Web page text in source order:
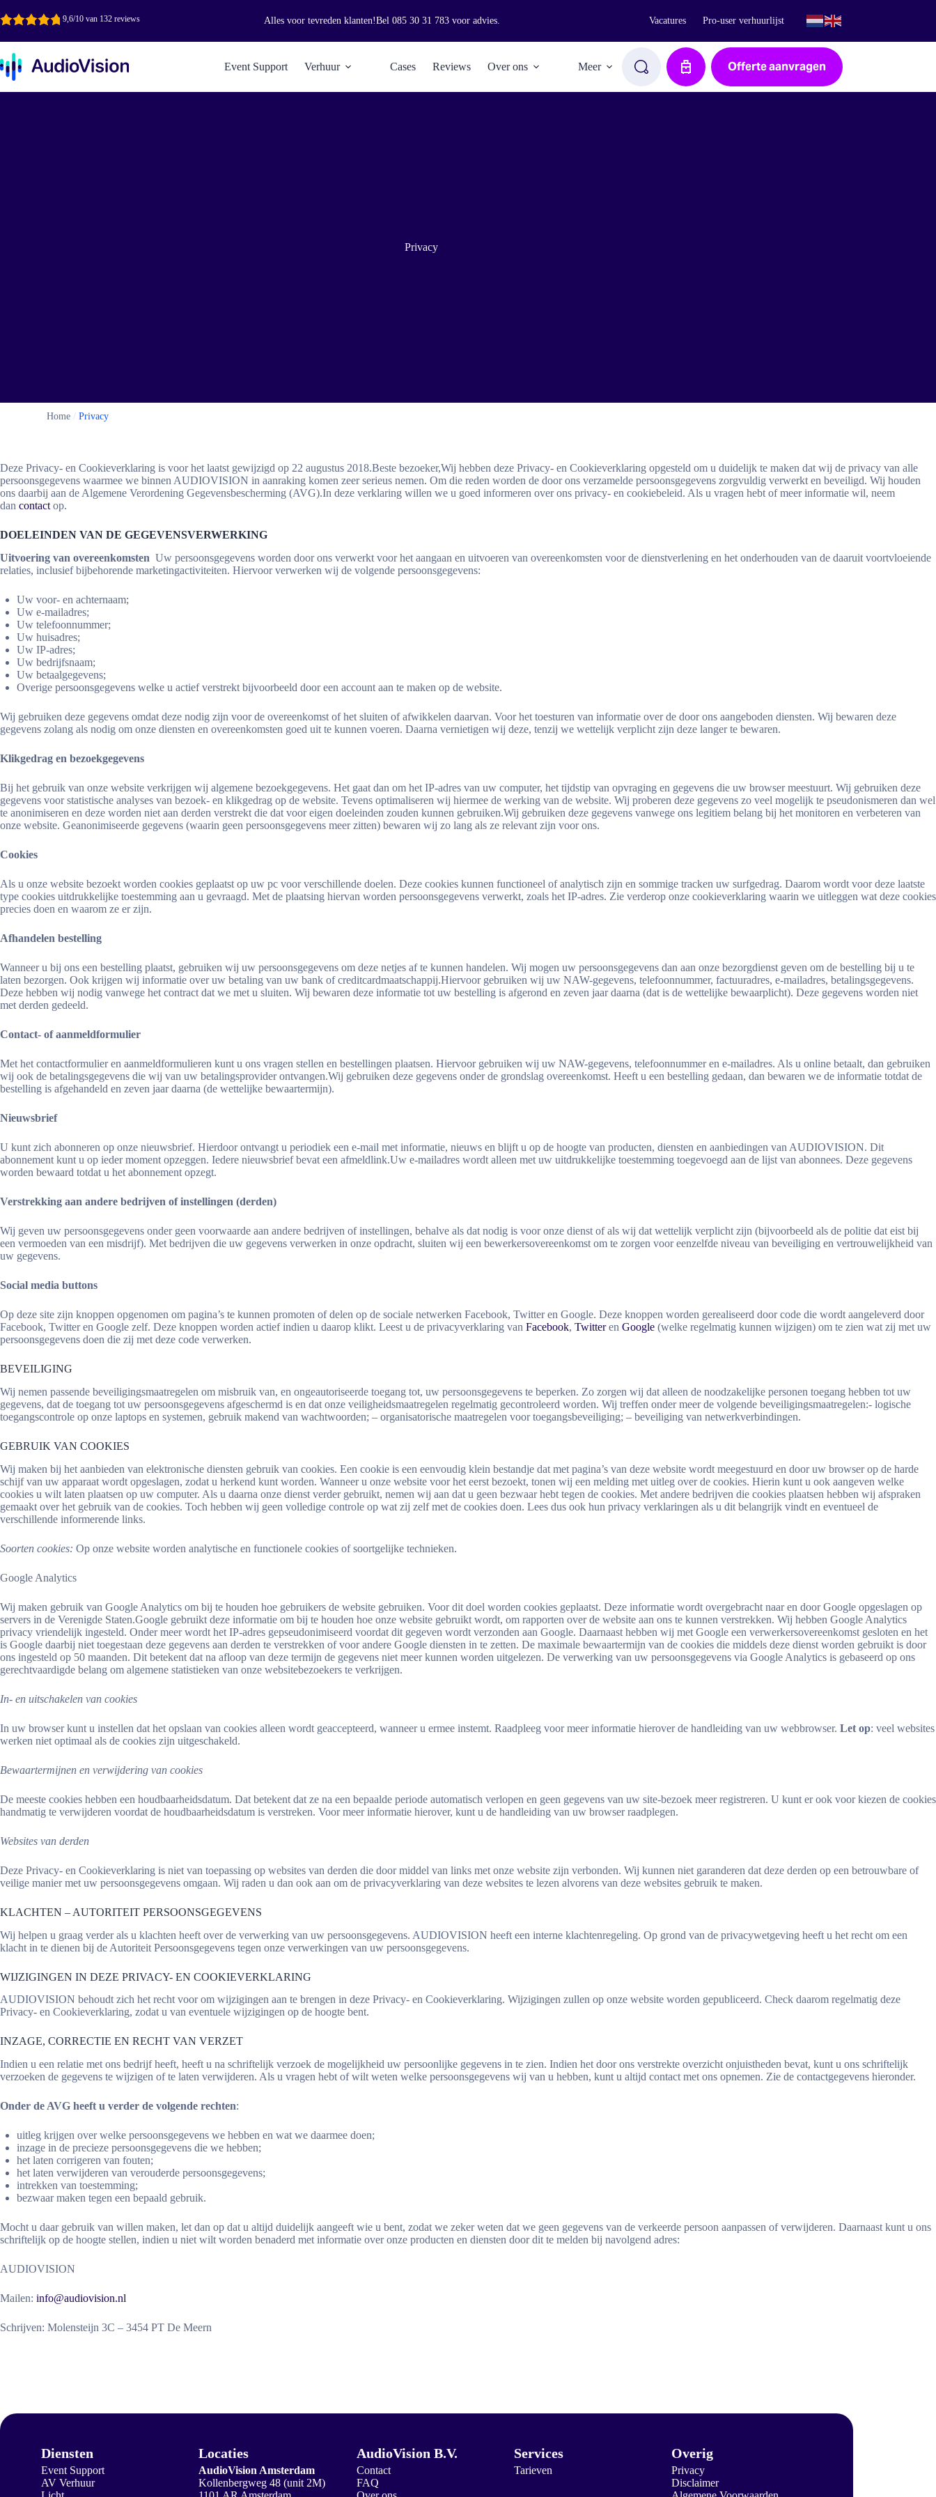
naar
inhoud
9,6/10 van 132 reviews Alles voor tevreden klanten!Bel 085 30 31 783voor advies. Vacatures Pro-user verhuurlijst
Event Support Verhuur Cases Reviews Over ons Meer Aanvraag Offerte aanvragen
Privacy
Home /Privacy
Deze Privacy- en Cookieverklaring is voor het laatst gewijzigd op 22 augustus 2018.Beste bezoeker,Wij hebben deze Privacy- en Cookieverklaring opgesteld om u duidelijk te maken dat wij de privacy van alle
persoonsgegevens waarmee we binnen AUDIOVISION in aanraking komen zeer serieus nemen. Om die reden worden de door ons verzamelde persoonsgegevens zorgvuldig verwerkt en beveiligd. Wij houden
ons daarbij aan de Algemene Verordening Gegevensbescherming (AVG).In deze verklaring willen we u goed informeren over ons privacy- en cookiebeleid. Als u vragen hebt of meer informatie wil, neem
dan contactop.
DOELEINDEN VAN DE GEGEVENSVERWERKING
Uitvoering van overeenkomsten Uw persoonsgegevens worden door ons verwerkt voor het aangaan en uitvoeren van overeenkomsten voor de dienstverlening en het onderhouden van de daaruit voortvloeiende
relaties, inclusief bijbehorende marketingactiviteiten. Hiervoor verwerken wij de volgende persoonsgegevens:
Uw voor- en achternaam;
Uw e-mailadres;
Uw telefoonnummer;
Uw huisadres;
Uw IP-adres;
Uw bedrijfsnaam;
Uw betaalgegevens;
Overige persoonsgegevens welke u actief verstrekt bijvoorbeeld door een account aan te maken op de website.
Wij gebruiken deze gegevens omdat deze nodig zijn voor de overeenkomst of het sluiten of afwikkelen daarvan. Voor het toesturen van informatie over de door ons aangeboden diensten. Wij bewaren deze
gegevens zolang als nodig om onze diensten en overeenkomsten goed uit te kunnen voeren. Daarna vernietigen wij deze, tenzij we wettelijk verplicht zijn deze langer te bewaren.
Klikgedrag en bezoekgegevens
Bij het gebruik van onze website verkrijgen wij algemene bezoekgegevens. Het gaat dan om het IP-adres van uw computer, het tijdstip van opvraging en gegevens die uw browser meestuurt. Wij gebruiken deze
gegevens voor statistische analyses van bezoek- en klikgedrag op de website. Tevens optimaliseren wij hiermee de werking van de website. Wij proberen deze gegevens zo veel mogelijk te pseudonismeren dan wel
te anonimiseren en deze worden niet aan derden verstrekt die dat voor eigen doeleinden zouden kunnen gebruiken.Wij gebruiken deze gegevens vanwege ons legitiem belang bij het monitoren en verbeteren van
onze website. Geanonimiseerde gegevens (waarin geen persoonsgegevens meer zitten) bewaren wij zo lang als ze relevant zijn voor ons.
Cookies
Als u onze website bezoekt worden cookies geplaatst op uw pc voor verschillende doelen. Deze cookies kunnen functioneel of analytisch zijn en sommige tracken uw surfgedrag. Daarom wordt voor deze laatste
type cookies uitdrukkelijke toestemming aan u gevraagd. Met de plaatsing hiervan worden persoonsgegevens verwerkt, zoals het IP-adres. Zie verderop onze cookieverklaring waarin we uitleggen wat deze cookies
precies doen en waarom ze er zijn.
Afhandelen bestelling
Wanneer u bij ons een bestelling plaatst, gebruiken wij uw persoonsgegevens om deze netjes af te kunnen handelen. Wij mogen uw persoonsgegevens dan aan onze bezorgdienst geven om de bestelling bij u te
laten bezorgen. Ook krijgen wij informatie over uw betaling van uw bank of creditcardmaatschappij.Hiervoor gebruiken wij uw NAW-gegevens, telefoonnummer, factuuradres, e-mailadres, betalingsgegevens.
Deze hebben wij nodig vanwege het contract dat we met u sluiten. Wij bewaren deze informatie tot uw bestelling is afgerond en zeven jaar daarna (dat is de wettelijke bewaarplicht). Deze gegevens worden niet
met derden gedeeld.
Contact- of aanmeldformulier
Met het contactformulier en aanmeldformulieren kunt u ons vragen stellen en bestellingen plaatsen. Hiervoor gebruiken wij uw NAW-gegevens, telefoonnummer en e-mailadres. Als u online betaalt, dan gebruiken
wij ook de betalingsgegevens die wij van uw betalingsprovider ontvangen.Wij gebruiken deze gegevens onder de grondslag overeenkomst. Heeft u een bestelling gedaan, dan bewaren we de informatie totdat de
bestelling is afgehandeld en zeven jaar daarna (de wettelijke bewaartermijn).
Nieuwsbrief
U kunt zich abonneren op onze nieuwsbrief. Hierdoor ontvangt u periodiek een e-mail met informatie, nieuws en blijft u op de hoogte van producten, diensten en aanbiedingen van AUDIOVISION. Dit
abonnement kunt u op ieder moment opzeggen. Iedere nieuwsbrief bevat een afmeldlink.Uw e-mailadres wordt alleen met uw uitdrukkelijke toestemming toegevoegd aan de lijst van abonnees. Deze gegevens
worden bewaard totdat u het abonnement opzegt.
Verstrekking aan andere bedrijven of instellingen (derden)
Wij geven uw persoonsgegevens onder geen voorwaarde aan andere bedrijven of instellingen, behalve als dat nodig is voor onze dienst of als wij dat wettelijk verplicht zijn (bijvoorbeeld als de politie dat eist bij
een vermoeden van een misdrijf). Met bedrijven die uw gegevens verwerken in onze opdracht, sluiten wij een bewerkersovereenkomst om te zorgen voor eenzelfde niveau van beveiliging en vertrouwelijkheid van
uw gegevens.
Social media buttons
Op deze site zijn knoppen opgenomen om pagina’s te kunnen promoten of delen op de sociale netwerken Facebook, Twitter en Google. Deze knoppen worden gerealiseerd door code die wordt aangeleverd door
Facebook, Twitter en Google zelf. Deze knoppen worden actief indien u daarop klikt. Leest u de privacyverklaring van Facebook, Twitteren Google (welke regelmatig kunnen wijzigen) om te zien wat zij met uw
persoonsgegevens doen die zij met deze code verwerken.
BEVEILIGING
Wij nemen passende beveiligingsmaatregelen om misbruik van, en ongeautoriseerde toegang tot, uw persoonsgegevens te beperken. Zo zorgen wij dat alleen de noodzakelijke personen toegang hebben tot uw
gegevens, dat de toegang tot uw persoonsgegevens afgeschermd is en dat onze veiligheidsmaatregelen regelmatig gecontroleerd worden. Wij treffen onder meer de volgende beveiligingsmaatregelen:- logische
toegangscontrole op onze laptops en systemen, gebruik makend van wachtwoorden; – organisatorische maatregelen voor toegangsbeveiliging; – beveiliging van netwerkverbindingen.
GEBRUIK VAN COOKIES
Wij maken bij het aanbieden van elektronische diensten gebruik van cookies. Een cookie is een eenvoudig klein bestandje dat met pagina’s van deze website wordt meegestuurd en door uw browser op de harde
schijf van uw apparaat wordt opgeslagen, zodat u herkend kunt worden. Wanneer u onze website voor het eerst bezoekt, tonen wij een melding met uitleg over de cookies. Hierin kunt u ook aangeven welke
cookies u wilt laten plaatsen op uw computer. Als u daarna onze dienst verder gebruikt, nemen wij aan dat u geen bezwaar hebt tegen de cookies. Met andere bedrijven die cookies plaatsen hebben wij afspraken
gemaakt over het gebruik van de cookies. Toch hebben wij geen volledige controle op wat zij zelf met de cookies doen. Lees dus ook hun privacy verklaringen als u dit belangrijk vindt en eventueel de
verschillende informerende links.
Soorten cookies: Op onze website worden analytische en functionele cookies of soortgelijke technieken.
Google Analytics
Wij maken gebruik van Google Analytics om bij te houden hoe gebruikers de website gebruiken. Voor dit doel worden cookies geplaatst. Deze informatie wordt overgebracht naar en door Google opgeslagen op
servers in de Verenigde Staten.Google gebruikt deze informatie om bij te houden hoe onze website gebruikt wordt, om rapporten over de website aan ons te kunnen verstrekken. Wij hebben Google Analytics
privacy vriendelijk ingesteld. Onder meer wordt het IP-adres gepseudonimiseerd voordat dit gegeven wordt verzonden aan Google. Daarnaast hebben wij met Google een verwerkersovereenkomst gesloten en het
is Google daarbij niet toegestaan deze gegevens aan derden te verstrekken of voor andere Google diensten in te zetten. De maximale bewaartermijn van de cookies die middels deze dienst worden gebruikt is door
ons ingesteld op 50 maanden. Dit betekent dat na afloop van deze termijn de gegevens niet meer kunnen worden uitgelezen. De verwerking van uw persoonsgegevens via Google Analytics is gebaseerd op ons
gerechtvaardigde belang om algemene statistieken van onze websitebezoekers te verkrijgen.
In- en uitschakelen van cookies
In uw browser kunt u instellen dat het opslaan van cookies alleen wordt geaccepteerd, wanneer u ermee instemt. Raadpleeg voor meer informatie hierover de handleiding van uw webbrowser. Let op: veel websites
werken niet optimaal als de cookies zijn uitgeschakeld.
Bewaartermijnen en verwijdering van cookies
De meeste cookies hebben een houdbaarheidsdatum. Dat betekent dat ze na een bepaalde periode automatisch verlopen en geen gegevens van uw site-bezoek meer registreren. U kunt er ook voor kiezen de cookies
handmatig te verwijderen voordat de houdbaarheidsdatum is verstreken. Voor meer informatie hierover, kunt u de handleiding van uw browser raadplegen.
Websites van derden
Deze Privacy- en Cookieverklaring is niet van toepassing op websites van derden die door middel van links met onze website zijn verbonden. Wij kunnen niet garanderen dat deze derden op een betrouwbare of
veilige manier met uw persoonsgegevens omgaan. Wij raden u dan ook aan om de privacyverklaring van deze websites te lezen alvorens van deze websites gebruik te maken.
KLACHTEN – AUTORITEIT PERSOONSGEGEVENS
Wij helpen u graag verder als u klachten heeft over de verwerking van uw persoonsgegevens. AUDIOVISION heeft een interne klachtenregeling. Op grond van de privacywetgeving heeft u het recht om een
klacht in te dienen bij de Autoriteit Persoonsgegevens tegen onze verwerkingen van uw persoonsgegevens.
WIJZIGINGEN IN DEZE PRIVACY- EN COOKIEVERKLARING
AUDIOVISION behoudt zich het recht voor om wijzigingen aan te brengen in deze Privacy- en Cookieverklaring. Wijzigingen zullen op onze website worden gepubliceerd. Check daarom regelmatig deze
Privacy- en Cookieverklaring, zodat u van eventuele wijzigingen op de hoogte bent.
INZAGE, CORRECTIE EN RECHT VAN VERZET
Indien u een relatie met ons bedrijf heeft, heeft u na schriftelijk verzoek de mogelijkheid uw persoonlijke gegevens in te zien. Indien het door ons verstrekte overzicht onjuistheden bevat, kunt u ons schriftelijk
verzoeken de gegevens te wijzigen of te laten verwijderen. Als u vragen hebt of wilt weten welke persoonsgegevens wij van u hebben, kunt u altijd contact met ons opnemen. Zie de contactgegevens hieronder.
Onder de AVG heeft u verder de volgende rechten:
uitleg krijgen over welke persoonsgegevens we hebben en wat we daarmee doen;
inzage in de precieze persoonsgegevens die we hebben;
het laten corrigeren van fouten;
het laten verwijderen van verouderde persoonsgegevens;
intrekken van toestemming;
bezwaar maken tegen een bepaald gebruik.
Mocht u daar gebruik van willen maken, let dan op dat u altijd duidelijk aangeeft wie u bent, zodat we zeker weten dat we geen gegevens van de verkeerde persoon aanpassen of verwijderen. Daarnaast kunt u ons
schriftelijk op de hoogte stellen, indien u niet wilt worden benaderd met informatie over onze producten en diensten door dit te melden bij navolgend adres:
AUDIOVISION
Mailen: info@audiovision.nl
Schrijven: Molensteijn 3C – 3454 PT De Meern
Diensten
Event Support
AV Verhuur
Locaties
AudioVision Amsterdam
Kollenbergweg 48 (unit 2M)
AudioVision B.V.
Contact
FAQ
Services
Tarieven
Overig
Privacy
Disclaimer